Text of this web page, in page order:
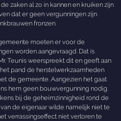
zaken al zo in kannen en kruiken zijn
dat er geen vergunningen zijn
fronzen.
moeten er voor de
worden aangevraagd. Dat is
Teunis weerspreekt dit en geeft aan
pand de herstelwerkzaamheden
de gemeente. Aangezien het gaat
hem geen bouwvergunning nodig.
bij de geheimzinnigheid rond de
de eigenaar wilde namelijk niet te
verrassingseffect niet verloren te